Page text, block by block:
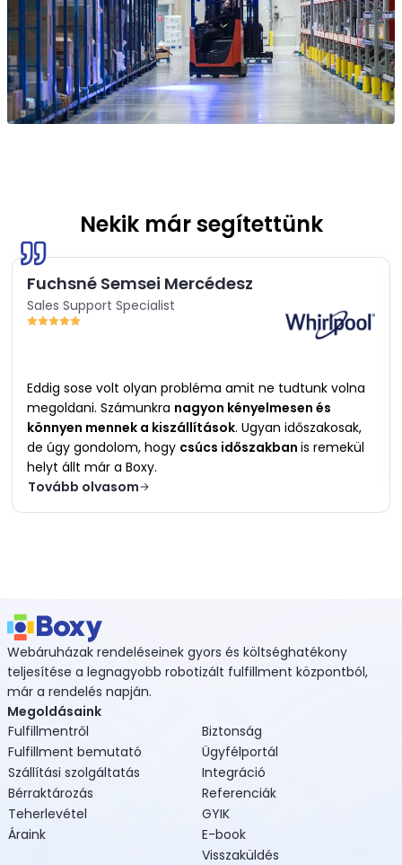
Nekik már segítettünk
Fuchsné Semsei Mercédesz
Sales Support Specialist
Eddig sose volt olyan probléma amit ne tudtunk volna
megoldani. Számunkra nagyon kényelmesen és
könnyen mennek a kiszállítások. Ugyan időszakosak,
de úgy gondolom, hogy csúcs időszakban is remekül
helyt állt már a Boxy.
Tovább olvasom
Webáruházak rendeléseinek gyors és költséghatékony
teljesítése a legnagyobb robotizált fulfillment központból,
már a rendelés napján.
Megoldásaink
Fulfillmentről
Fulfillment bemutató
Szállítási szolgáltatás
Bérraktározás
Teherlevétel
Áraink
Biztonság
Ügyfélportál
Integráció
Referenciák
GYIK
E-book
Visszaküldés